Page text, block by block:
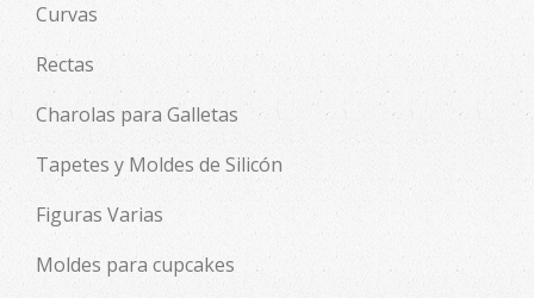
Curvas
Rectas
Charolas para Galletas
Tapetes y Moldes de Silicón
Figuras Varias
Moldes para cupcakes